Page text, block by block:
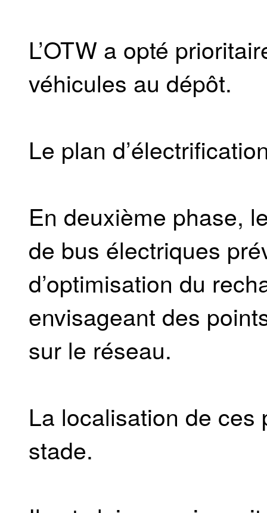
L’OTW a opté
véhicules au dépôt.
Le plan
En deuxième phase,
de bus électriques
d’optimisation du
envisageant des
sur le réseau.
La localisation de ces
stade.